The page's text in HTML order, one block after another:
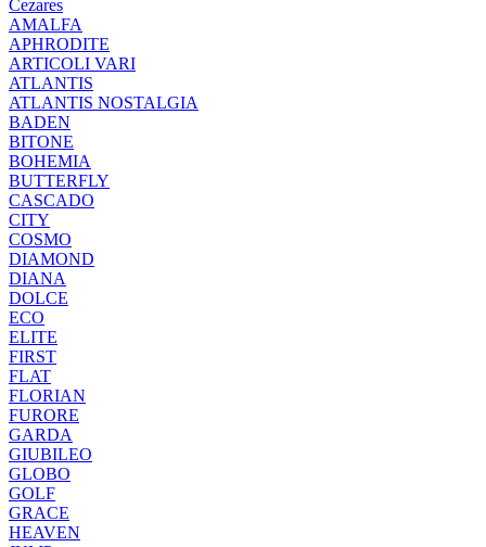
Cezares
AMALFA
APHRODITE
ARTICOLI VARI
ATLANTIS
ATLANTIS NOSTALGIA
BADEN
BITONE
BOHEMIA
BUTTERFLY
CASCADO
CITY
COSMO
DIAMOND
DIANA
DOLCE
ECO
ELITE
FIRST
FLAT
FLORIAN
FURORE
GARDA
GIUBILEO
GLOBO
GOLF
GRACE
HEAVEN